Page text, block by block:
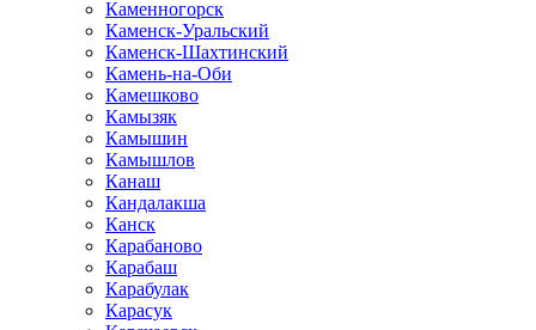
Каменногорск
Каменск-Уральский
Каменск-Шахтинский
Камень-на-Оби
Камешково
Камызяк
Камышин
Камышлов
Канаш
Кандалакша
Канск
Карабаново
Карабаш
Карабулак
Карасук